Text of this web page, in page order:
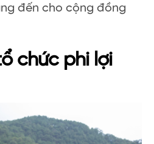
đến cho cộng đồng
chức phi lợi